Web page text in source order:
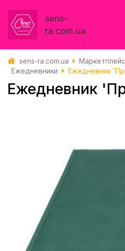
sens-
ra.com.ua
sens-ra.com.ua Маркетплейс
Ежедневники
Ежедневник
Ежедневник